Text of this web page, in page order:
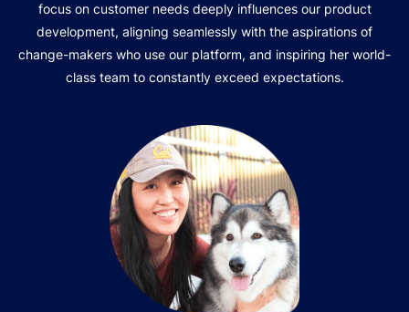
focus on customer needs deeply influences our product
development, aligning seamlessly with the aspirations of
change-makers who use our platform, and inspiring her world-
class team to constantly exceed expectations.